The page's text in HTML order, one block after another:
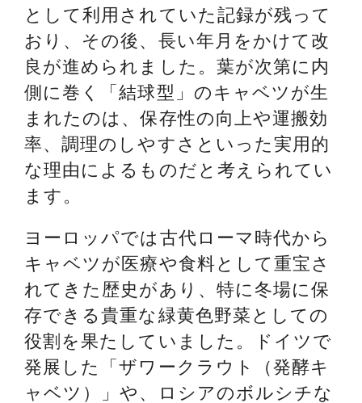
として利用されていた記録が残って
おり、その後、長い年月をかけて改
良が進められました。葉が次第に内
側に巻く「結球型」のキャベツが生
まれたのは、保存性の向上や運搬効
率、調理のしやすさといった実用的
な理由によるものだと考えられてい
ます。
ヨーロッパでは古代ローマ時代から
キャベツが医療や食料として重宝さ
れてきた歴史があり、特に冬場に保
存できる貴重な緑黄色野菜としての
役割を果たしていました。ドイツで
発展した「ザワークラウト（発酵キ
ャベツ）」や、ロシアのボルシチな